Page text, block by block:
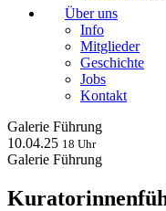
Über uns
Info
Mitglieder
Geschichte
Jobs
Kontakt
Galerie Führung
10.04.25 18 Uhr
Galerie Führung